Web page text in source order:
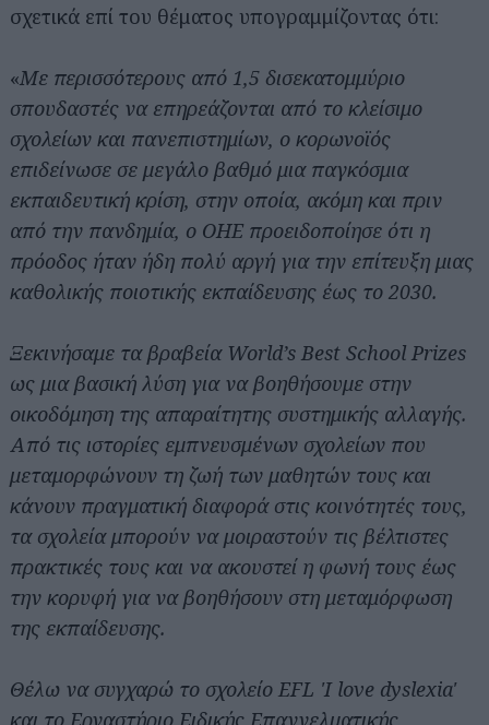
σχετικά επί του θέματος υπογραμμίζοντας ότι:
«Με περισσότερους από 1,5 δισεκατομμύριο
σπουδαστές να επηρεάζονται από το κλείσιμο
σχολείων και πανεπιστημίων, ο κορωνοϊός
επιδείνωσε σε μεγάλο βαθμό μια παγκόσμια
εκπαιδευτική κρίση, στην οποία, ακόμη και πριν
από την πανδημία, ο ΟΗΕ προειδοποίησε ότι η
πρόοδος ήταν ήδη πολύ αργή για την επίτευξη μιας
καθολικής ποιοτικής εκπαίδευσης έως το 2030.
Ξεκινήσαμε τα βραβεία World’s Best School Prizes
ως μια βασική λύση για να βοηθήσουμε στην
οικοδόμηση της απαραίτητης συστημικής αλλαγής.
Από τις ιστορίες εμπνευσμένων σχολείων που
μεταμορφώνουν τη ζωή των μαθητών τους και
κάνουν πραγματική διαφορά στις κοινότητές τους,
τα σχολεία μπορούν να μοιραστούν τις βέλτιστες
πρακτικές τους και να ακουστεί η φωνή τους έως
την κορυφή για να βοηθήσουν στη μεταμόρφωση
της εκπαίδευσης.
Θέλω να συγχαρώ το σχολείο EFL 'I love dyslexia'
και το Εργαστήριο Ειδικής Επαγγελματικής